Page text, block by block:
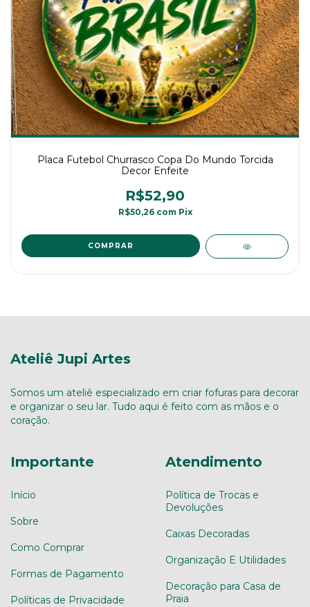
Placa Futebol Churrasco Copa Do Mundo Torcida
Decor Enfeite
R$52,90
R$50,26 com Pix
Ateliê Jupi Artes
Somos um ateliê especializado em criar fofuras para decorar
e organizar o seu lar. Tudo aqui é feito com as mãos e o
coração.
Importante
Início
Sobre
Como Comprar
Formas de Pagamento
Políticas de Privacidade
Atendimento
Política de Trocas e
Devoluções
Caixas Decoradas
Organização E Utilidades
Decoração para Casa de
Praia